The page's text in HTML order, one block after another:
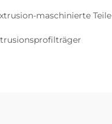
maschinierte Teile